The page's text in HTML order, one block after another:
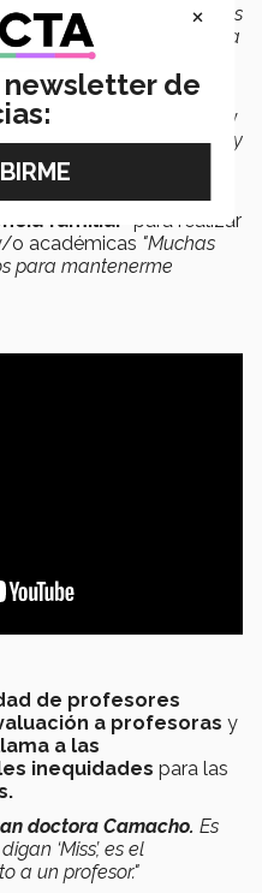
mujeres que no tienen hijos
más brillantes que la
a una compañera
quiero ser como ella"
y
que le dió "y él volteó y
ha tenido que
familiar para realizar
o académicas "Muchas
para mantenerme
de profesores
a profesoras y
a las
inequidades para las
doctora Camacho. Es
‘Miss’, es el
a un profesor."
×
newsletter de